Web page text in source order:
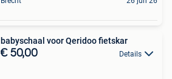
babyschaal voor Qeridoo fietskar
€ 50,00 Details